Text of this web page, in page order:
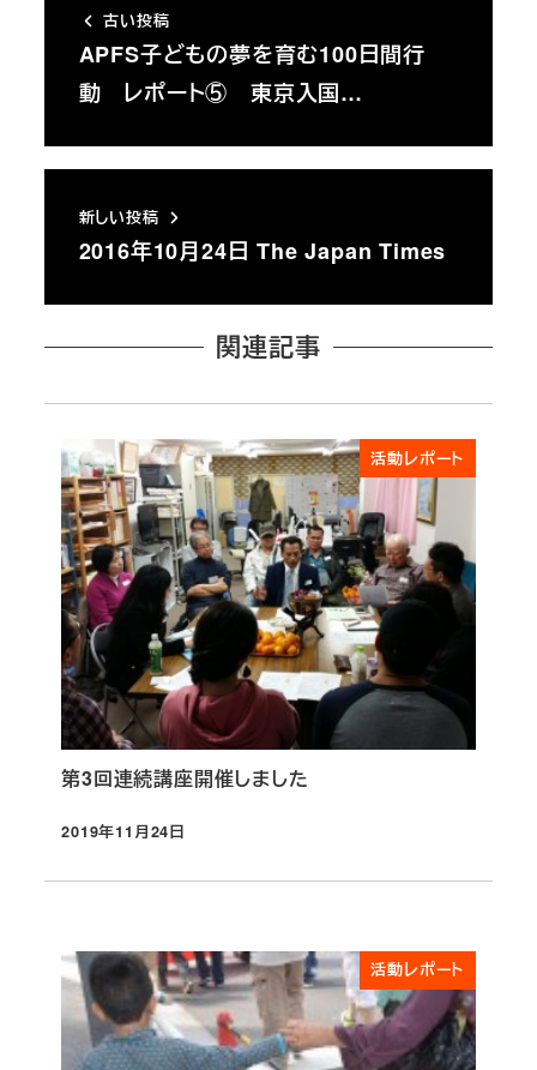
古い投稿
APFS子どもの夢を育む100日間行
動 レポート⑤ 東京入国…
新しい投稿
2016年10月24日 The Japan Times
関連記事
活動レポート
第3回連続講座開催しました
投稿日
2019年11月24日
活動レポート